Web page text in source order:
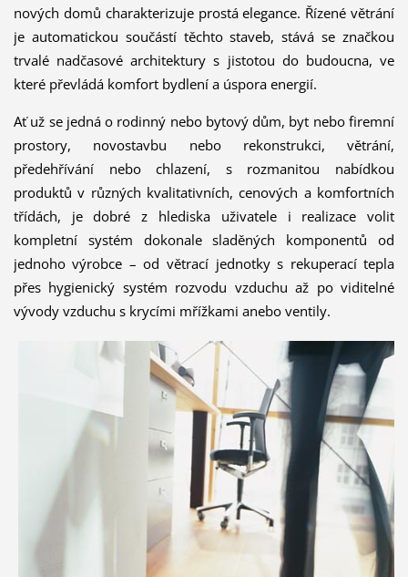
nových domů charakterizuje prostá elegance. Řízené větrání
je automatickou součástí těchto staveb, stává se značkou
trvalé nadčasové architektury s jistotou do budoucna, ve
které převládá komfort bydlení a úspora energií.
Ať už se jedná o rodinný nebo bytový dům, byt nebo firemní
prostory, novostavbu nebo rekonstrukci, větrání,
předehřívání nebo chlazení, s rozmanitou nabídkou
produktů v různých kvalitativních, cenových a komfortních
třídách, je dobré z hlediska uživatele i realizace volit
kompletní systém dokonale sladěných komponentů od
jednoho výrobce – od větrací jednotky s rekuperací tepla
přes hygienický systém rozvodu vzduchu až po viditelné
vývody vzduchu s krycími mřížkami anebo ventily.